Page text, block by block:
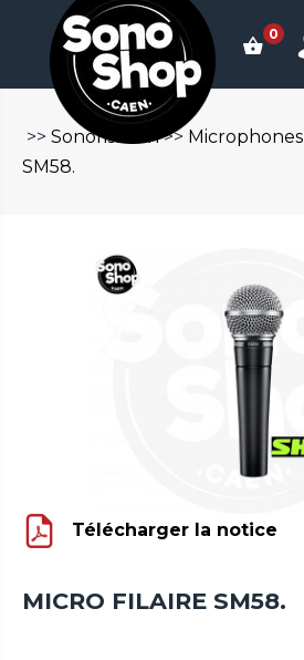
0
>> Sonorisation>> Microphones
SM58.
Télécharger la notice
MICRO FILAIRE SM58.